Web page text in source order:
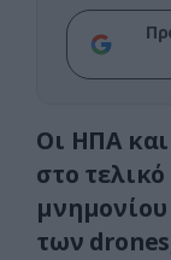
Οι ΗΠΑ
στο
των